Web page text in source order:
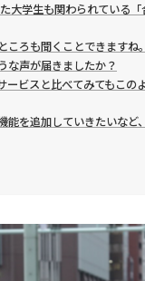
大学生も関わられている
ろも聞くことできますね。
な声が届きましたか？
ービスと比べてみてもこ
を追加していきたいなど